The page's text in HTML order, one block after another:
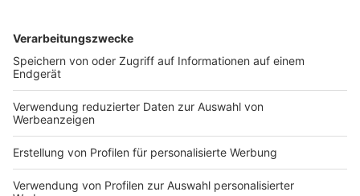
Kompromisse zu finden und Verantwortung für
gemeinsame Entscheidungen zu übernehmen."
Gleichzeitig setzten sie sich kritisch mit der eigenen
Handy-Nutzung und ihrem Medienverhalten
auseinander.
Anzeige